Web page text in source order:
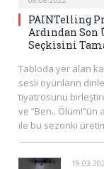
PAINTelling
Ardından
Seçkisini
Tabloda yer alan
sesli oyunların
tiyatrosunu
ve “Ben.. Ölüm!”ün
ile bu sezonki